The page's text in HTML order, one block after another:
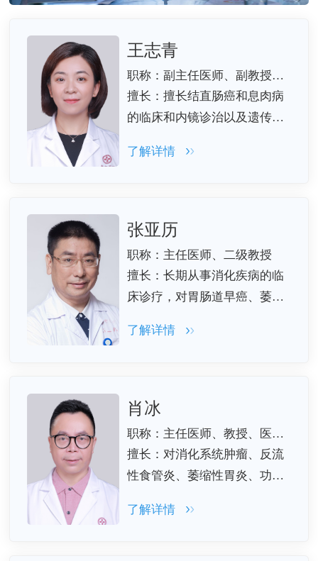
王志青
职称：副主任医师、副教授硕士研究生导师
擅长：擅长结直肠癌和息肉病
的临床和内镜诊治以及遗传咨
粪菌移植的临床应用。
了解详情
张亚历
职称：主任医师、二级教授
擅长：长期从事消化疾病的临
床诊疗，对胃肠道早癌、萎缩
丰富的诊疗经验。
了解详情
肖冰
职称：主任医师、教授、医学博士后
擅长：对消化系统肿瘤、反流
性食管炎、萎缩性胃炎、功能
腹泻或便秘、炎症性肠病、肠
了解详情